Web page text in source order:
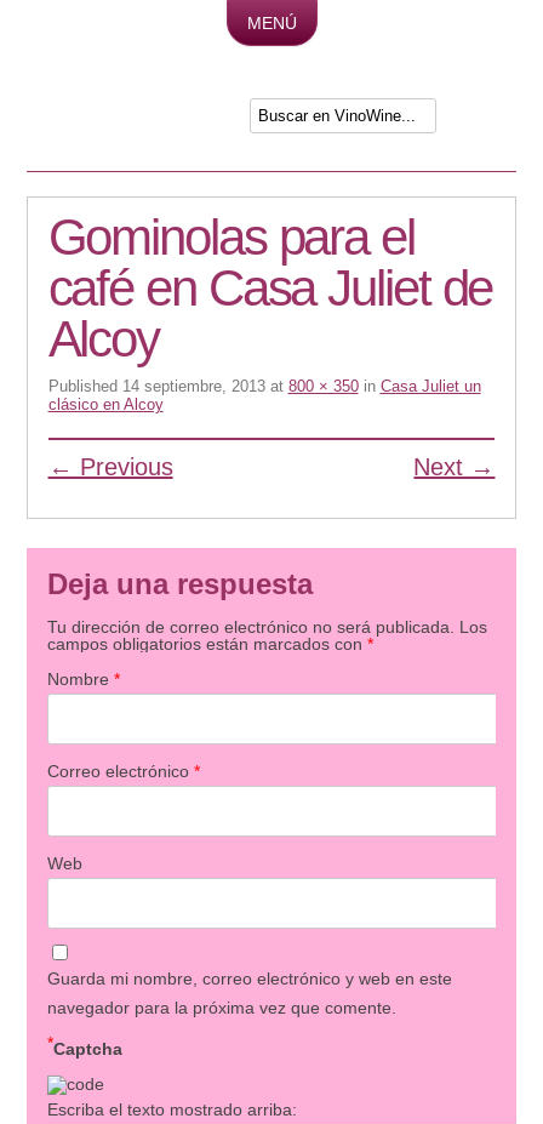
MENÚ
Gominolas para el
café en Casa Juliet de
Alcoy
Published 14 septiembre, 2013at 800 × 350in Casa Juliet un
clásico en Alcoy
← Previous Next →
Deja una respuesta
Tu dirección de correo electrónico no será publicada. Los
campos obligatorios están marcados con *
Nombre *
Correo electrónico *
Web
Guarda mi nombre, correo electrónico y web en este
navegador para la próxima vez que comente.
Captcha
*
Escriba el texto mostrado arriba: